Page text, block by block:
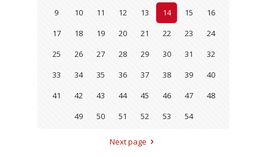
9
10 11 12 13 14 15
16
17
18 19 20 21 22 23
24
25
26 27 28 29 30 31
32
33
34 35 36 37 38 39
40
41
42 43 44 45 46 47
48
49
50 51 52 53 54
Next page